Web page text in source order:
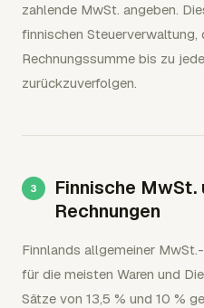
zahlende MwSt. angeben.
finnischen
Rechnungssumme bis zu
zurückzuverfolgen.
Finnische MwSt.
Rechnungen
Finnlands allgemeiner
für die meisten Waren und
Sätze von 13,5 % und 10 %